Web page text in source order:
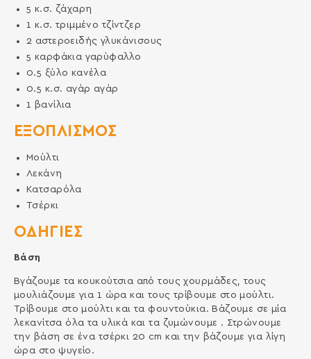
ΟΔΗΓΙΕΣ
Βάση
Βγάζουμε τα κουκούτσια από τους χουρμάδες, τους
μουλιάζουμε για 1 ώρα και τους τρίβουμε στο μούλτι.
Τρίβουμε στο μούλτι και τα φουντούκια. Βάζουμε σε μία
λεκανίτσα όλα τα υλικά και τα ζυμώνουμε . Στρώνουμε
την βάση σε ένα τσέρκι 20 cm και την βάζουμε για λίγη
ώρα στο ψυγείο.
5 κ.σ. ζάχαρη
1 κ.σ. τριμμένο τζίντζερ
2 αστεροειδής γλυκάνισους
5 καρφάκια γαρύφαλλο
0.5 ξύλο κανέλα
0.5 κ.σ. αγάρ αγάρ
1 βανίλια
ΕΞΟΠΛΙΣΜΌΣ
Μούλτι
Λεκάνη
Κατσαρόλα
Τσέρκι